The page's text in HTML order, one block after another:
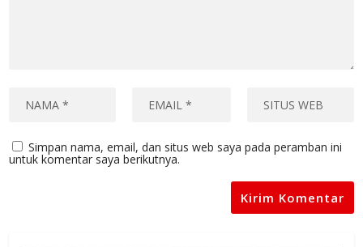
Simpan nama, email, dan situs web saya pada peramban ini
untuk komentar saya berikutnya.